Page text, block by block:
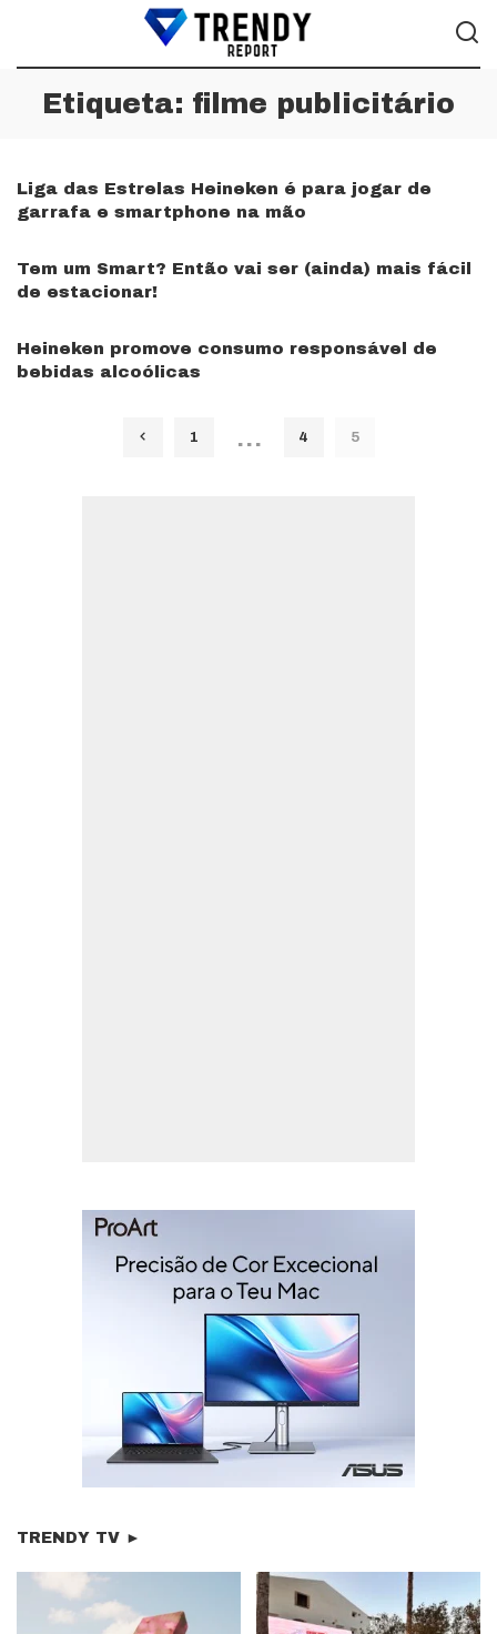
Etiqueta: filme publicitário
Liga das Estrelas Heineken é para jogar de
garrafa e smartphone na mão
Tem um Smart? Então vai ser (ainda) mais fácil
de estacionar!
Heineken promove consumo responsável de
bebidas alcoólicas
1 … 4 5
TRENDY TV ►